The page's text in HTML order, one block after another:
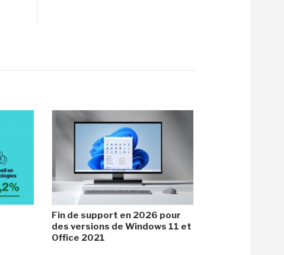
Fin de support en 2026 pour
des versions de Windows 11 et
Office 2021